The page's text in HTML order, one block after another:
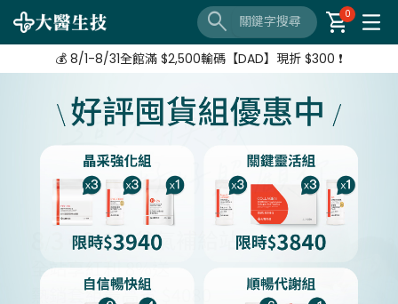
search shopping_cart
0
【8/3-8/10 爸氣補給站】 全站紅利享8%
💰 8/1-8/31全館滿 $2,500輸碼【DAD】現折 $300 ❗
【8/3-8/10 爸氣補給站】 全站紅利享8%